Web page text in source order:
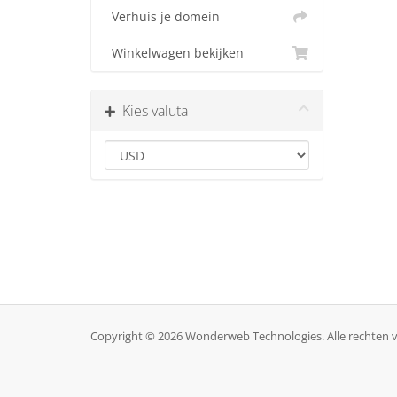
Verhuis je domein
Winkelwagen bekijken
Kies valuta
Copyright © 2026 Wonderweb Technologies. Alle rechten